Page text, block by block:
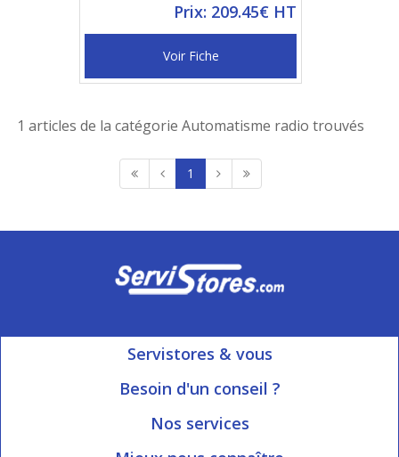
Prix: 209.45€ HT
Voir Fiche
1 articles de la catégorie Automatisme radio trouvés
1
Servistores & vous
Mon compte
Besoin d'un conseil ?
Ouvert du Lundi au Vendredi
Nos services
Informations livraison